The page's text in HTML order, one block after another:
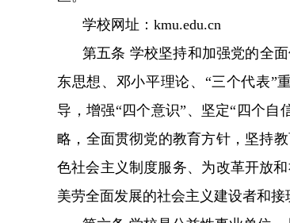
学校网址：kmu.edu.cn
第五条 学校坚持和加强党的全面领
东思想、邓小平理论、“三个代表”重
导，增强“四个意识”、坚定“四个自信
略，全面贯彻党的教育方针，坚持
色社会主义制度服务、为改革开放
美劳全面发展的社会主义建设者和接班人